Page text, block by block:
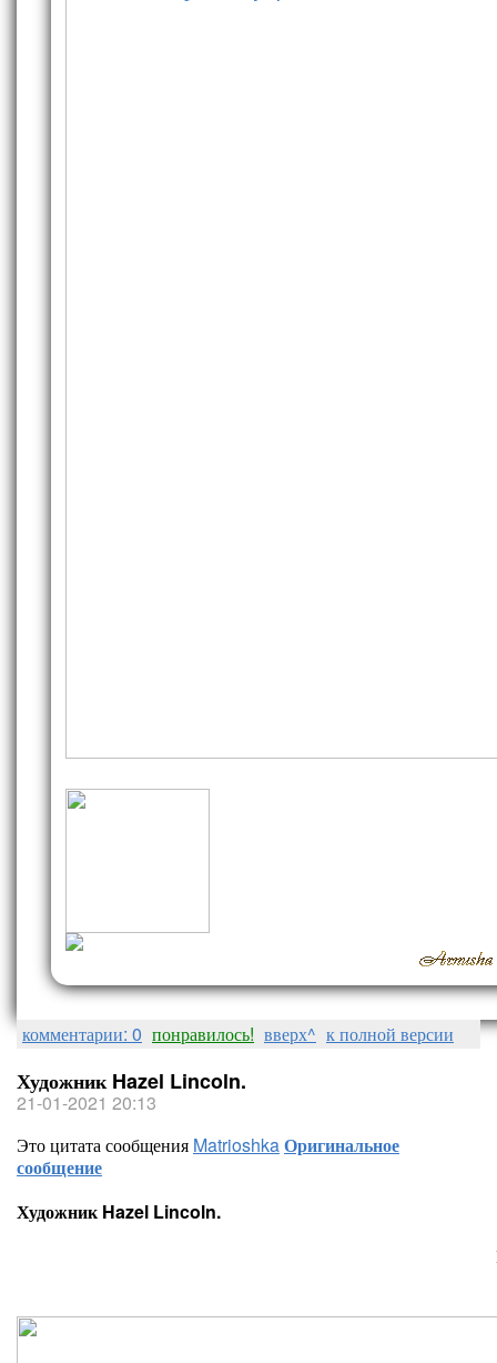
комментарии: 0 понравилось! вверх^ к полной версии
Художник Hazel Lincoln.
21-01-2021 20:13
Это цитата сообщения MatrioshkaОригинальное
сообщение
Художник Hazel Lincoln.